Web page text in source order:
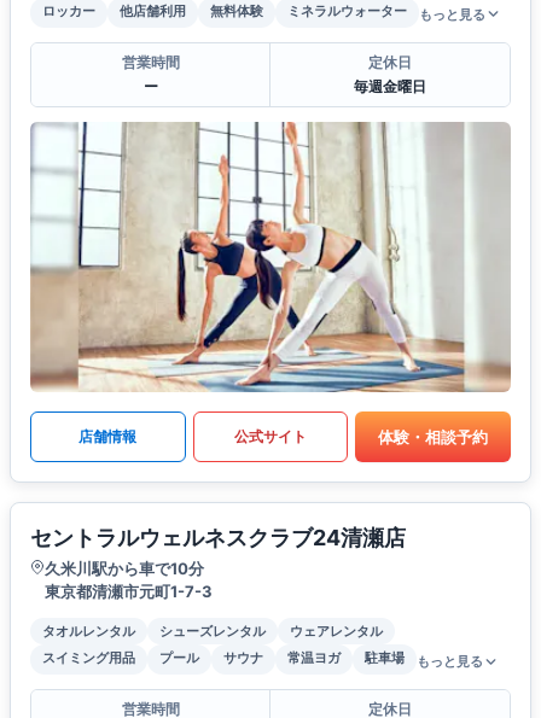
ロッカー
他店舗利用 無料体験 ミネラルウォーター もっと見る
営業時間
ー
定休日
毎週金曜日
店舗情報 公式サイト 体験・相談予約
セントラルウェルネスクラブ24清瀬店
久米川駅から車で10分
東京都清瀬市元町1-7-3
タオルレンタル シューズレンタル
ウェアレンタル
スイミング用品
プール サウナ 常温ヨガ 駐車場 もっと見る
営業時間
定休日